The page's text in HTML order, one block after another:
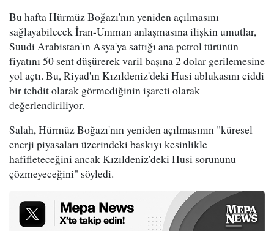
Bu hafta Hürmüz Boğazı'nın yeniden açılmasını
sağlayabilecek İran-Umman anlaşmasına ilişkin umutlar,
Suudi Arabistan'ın Asya'ya sattığı ana petrol türünün
fiyatını 50 sent düşürerek varil başına 2 dolar gerilemesine
yol açtı. Bu, Riyad'ın Kızıldeniz'deki Husi ablukasını ciddi
bir tehdit olarak görmediğinin işareti olarak
değerlendiriliyor.
Salah, Hürmüz Boğazı'nın yeniden açılmasının "küresel
enerji piyasaları üzerindeki baskıyı kesinlikle
hafifleteceğini ancak Kızıldeniz'deki Husi sorununu
çözmeyeceğini" söyledi.